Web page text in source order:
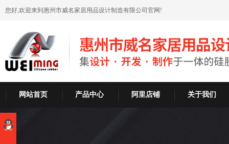
您好,欢迎来到惠州市威名家居用品设计制造有限公司官网!
网站首页 产品中心 阿里店铺 关于我们